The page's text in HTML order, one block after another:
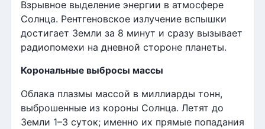
Взрывное выделение энергии в атмосфере
Солнца. Рентгеновское излучение вспышки
достигает Земли за 8 минут и сразу вызывает
радиопомехи на дневной стороне планеты.
Корональные выбросы массы
Облака плазмы массой в миллиарды тонн,
выброшенные из короны Солнца. Летят до
Земли 1–3 суток; именно их прямые попадания